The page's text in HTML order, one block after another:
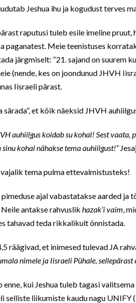
Jeshua ihu ja kogudust terves
raputusi tuleb esile imeline pruut,
Meie teenistuses
järgmiselt: “21. sajand on suurem
(nende, kes on joondunud JHVH
Iisraeli pärast.
et kõik näeksid JHVH
auhiilgus koidab su kohal! Sest
kohal nähakse tema auhiilgust!”
vajalik tema pulma ettevalmistusteks!
ajal vabastatakse aarded ja
Neile antakse rahvuslik hazak’i vaim ,
tahavad teda rikkalikult õnnistada.
räägivad, et inimesed tulevad JA
nimele ja Iisraeli Pühale, sellepärast
kui Jeshua tuleb tagasi
selliste liikumiste kaudu nagu UNIFY